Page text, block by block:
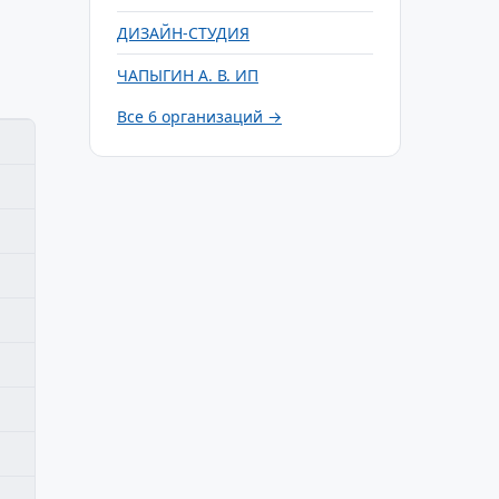
ДИЗАЙН-СТУДИЯ
ЧАПЫГИН А. В. ИП
Все 6 организаций →